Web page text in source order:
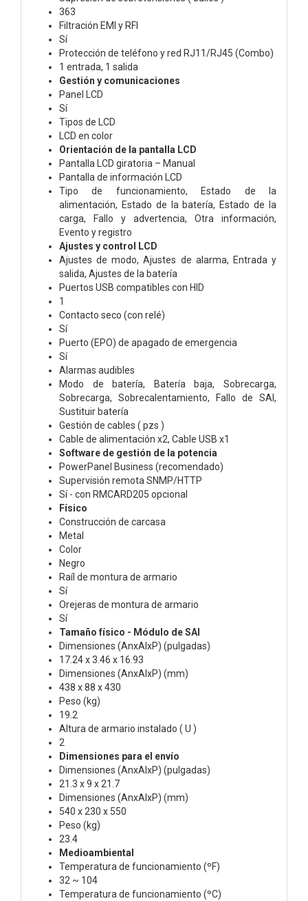
363
Filtración EMI y RFI
Sí
Protección de teléfono y red RJ11/RJ45 (Combo)
1 entrada, 1 salida
Gestión y comunicaciones
Panel LCD
Sí
Tipos de LCD
LCD en color
Orientación de la pantalla LCD
Pantalla LCD giratoria – Manual
Pantalla de información LCD
Tipo de funcionamiento, Estado de la
alimentación, Estado de la batería, Estado de la
carga, Fallo y advertencia, Otra información,
Evento y registro
Ajustes y control LCD
Ajustes de modo, Ajustes de alarma, Entrada y
salida, Ajustes de la batería
Puertos USB compatibles con HID
1
Contacto seco (con relé)
Sí
Puerto (EPO) de apagado de emergencia
Sí
Alarmas audibles
Modo de batería, Batería baja, Sobrecarga,
Sobrecarga, Sobrecalentamiento, Fallo de SAI,
Sustituir batería
Gestión de cables ( pzs )
Cable de alimentación x2, Cable USB x1
Software de gestión de la potencia
PowerPanel Business (recomendado)
Supervisión remota SNMP/HTTP
Sí - con RMCARD205 opcional
Físico
Construcción de carcasa
Metal
Color
Negro
Raíl de montura de armario
Sí
Orejeras de montura de armario
Sí
Tamaño físico - Módulo de SAI
Dimensiones (AnxAlxP) (pulgadas)
17.24 x 3.46 x 16.93
Dimensiones (AnxAlxP) (mm)
438 x 88 x 430
Peso (kg)
19.2
Altura de armario instalado ( U )
2
Dimensiones para el envío
Dimensiones (AnxAlxP) (pulgadas)
21.3 x 9 x 21.7
Dimensiones (AnxAlxP) (mm)
540 x 230 x 550
Peso (kg)
23.4
Medioambiental
Temperatura de funcionamiento (ºF)
32 ~ 104
Temperatura de funcionamiento (ºC)